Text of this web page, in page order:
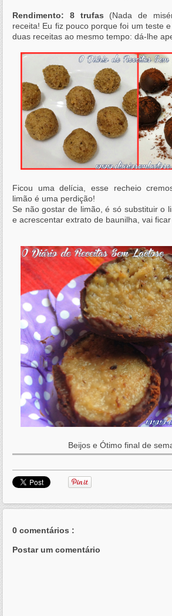
Rendimento: 8 trufas (Nada de
receita! Eu fiz pouco porque foi um teste
duas receitas ao mesmo tempo: dá-lhe
Ficou uma delícia, esse recheio
limão é uma perdição!
Se não gostar de limão, é só substituir o
e acrescentar extrato de baunilha, vai ficar
Beijos e Ótimo final de
0 comentários :
Postar um comentário